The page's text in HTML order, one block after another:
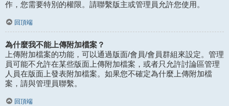
作，您需要特別的權限。請聯繫版主或管理員允許您使用。
回頂端
為什麼我不能上傳附加檔案？
上傳附加檔案的功能，可以通過版面/會員/會員群組來設定。管理
員可能不允許在某些版面上傳附加檔案，或者只允許討論區管理
人員在版面上發表附加檔案。如果您不確定為什麼上傳附加檔
案，請與管理員聯繫。
回頂端